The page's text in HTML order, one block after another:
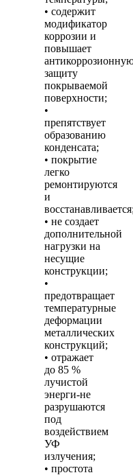
• содержит
модификатор
коррозии и
повышает
защиту
покрываемой
поверхности;
•
препятствует
образованию
конденсата;
• покрытие
легко
ремонтируются
и
• не создает
дополнительной
нагрузки на
несущие
конструкции;
•
предотвращает
температурные
деформации
металлических
конструкций;
• отражает
до 85 %
лучистой
энерги-не
разрушаются
под
воздействием
УФ
излучения;
• простота